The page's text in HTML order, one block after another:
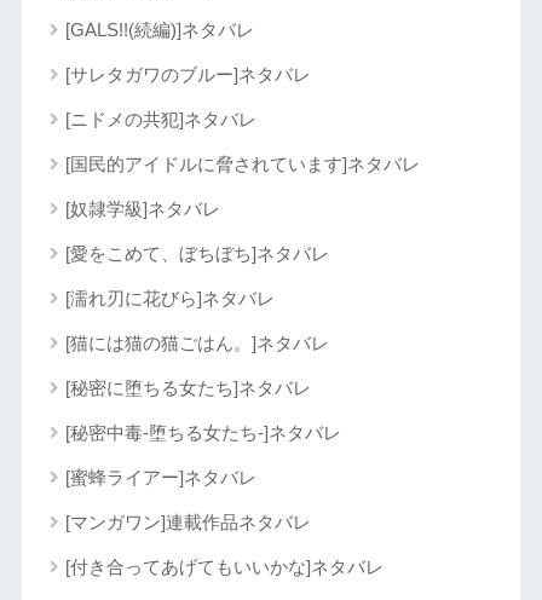
[GALS!!(続編)]ネタバレ
[サレタガワのブルー]ネタバレ
[ニドメの共犯]ネタバレ
[国民的アイドルに脅されています]ネタバレ
[奴隷学級]ネタバレ
[愛をこめて、ぼちぼち]ネタバレ
[濡れ刃に花びら]ネタバレ
[猫には猫の猫ごはん。]ネタバレ
[秘密に堕ちる女たち]ネタバレ
[秘密中毒-堕ちる女たち-]ネタバレ
[蜜蜂ライアー]ネタバレ
[マンガワン]連載作品ネタバレ
[付き合ってあげてもいいかな]ネタバレ